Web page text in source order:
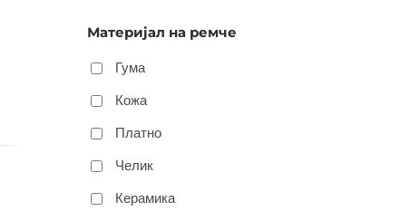
Материјал на ремче
Гума
Кожа
Платно
Челик
Керамика